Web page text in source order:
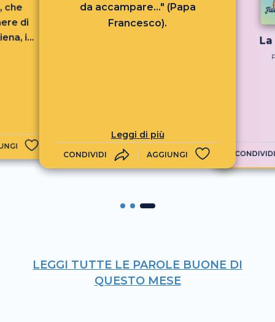
che
di
i
da accampare..." (Papa
Francesco).
Leggi di più
CONDIVIDI AGGIUNGI CONDIVIDI
LEGGI TUTTE LE PAROLE BUONE DI
QUESTO MESE